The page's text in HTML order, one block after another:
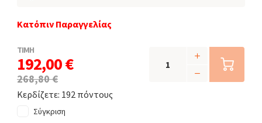
ΤΙΜΗ
192,00 €
268,80 €
Κερδίζετε: 192 πόντους
Κατόπιν Παραγγελίας
Σύγκριση